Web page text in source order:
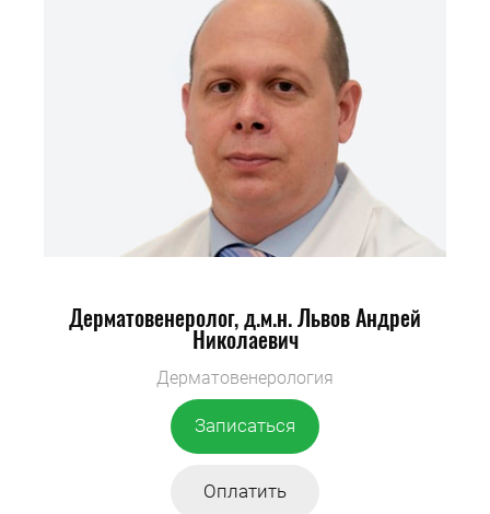
Дерматовенеролог, д.м.н.Львов Андрей
Николаевич
Дерматовенерология
Записаться
Оплатить